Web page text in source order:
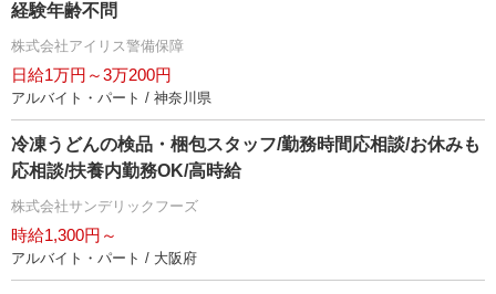
経験年齢不問
株式会社アイリス警備保障
日給1万円～3万200円
アルバイト・パート / 神奈川県
冷凍うどんの検品・梱包スタッフ/勤務時間応相談/お休みも
応相談/扶養内勤務OK/高時給
株式会社サンデリックフーズ
時給1,300円～
アルバイト・パート / 大阪府